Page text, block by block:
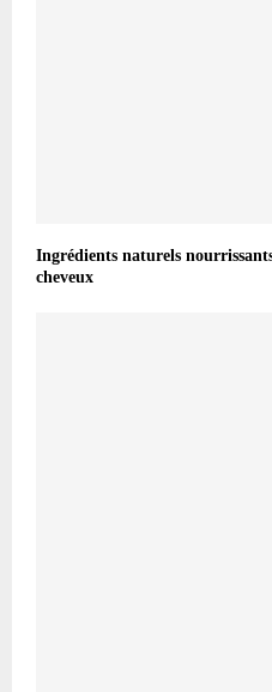
Ingrédients naturels
cheveux